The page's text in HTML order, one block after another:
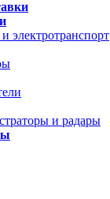
электротранспорт
и радары